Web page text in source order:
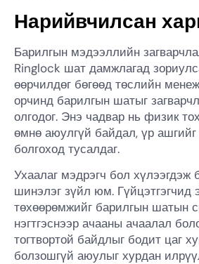
Нарийвчилсан
Барилгын мэдээллийн
Ringlock шат дамжлагад
өөрчилдөг бөгөөд төслийн
орчинд барилгын шатыг
олгодог. Энэ чадвар нь физик
өмнө аюулгүй байдал, үр ашгийг
болгоход тусалдаг.
Ухаалаг мэдрэгч бол хүлээгдэж
шинэлэг зүйл юм. Гүйцэтгэгчид
төхөөрөмжийг барилгын шатын
нэгтгэснээр ачааны ачаалал
тогтвортой байдлыг бодит цаг
болзошгүй аюулыг хурдан